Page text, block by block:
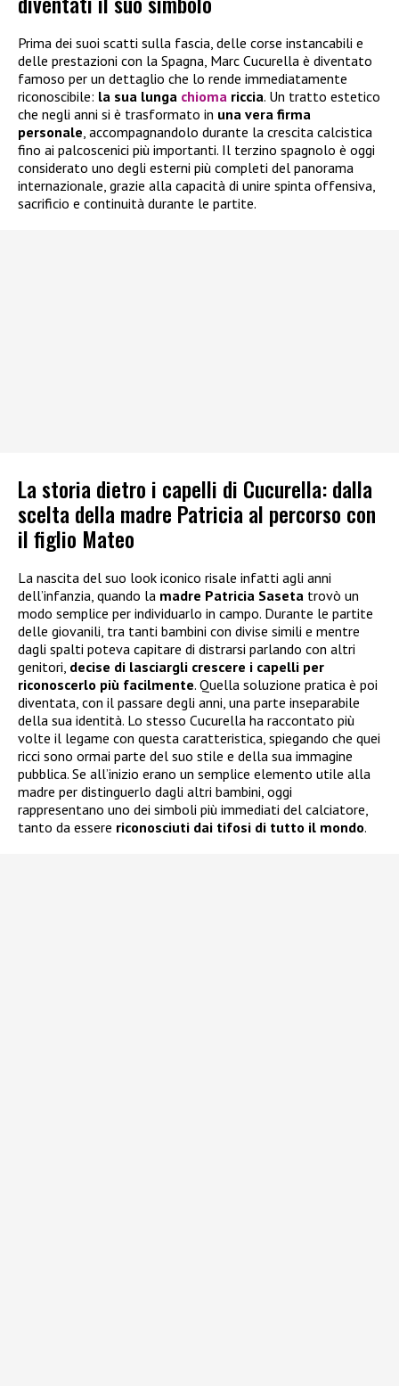
Prima dei suoi scatti sulla fascia, delle corse instancabili e
delle prestazioni con la Spagna, Marc Cucurella è diventato
famoso per un dettaglio che lo rende immediatamente
riconoscibile: la sua lunga chioma riccia. Un tratto estetico
che negli anni si è trasformato in una vera firma
personale , accompagnandolo durante la crescita calcistica
fino ai palcoscenici più importanti. Il terzino spagnolo è oggi
considerato uno degli esterni più completi del panorama
internazionale, grazie alla capacità di unire spinta offensiva,
sacrificio e continuità durante le partite.
La storia dietro i capelli di Cucurella: dalla
scelta della madre Patricia al percorso con
il figlio Mateo
La nascita del suo look iconico risale infatti agli anni
dell’infanzia, quando la madre Patricia Saseta trovò un
modo semplice per individuarlo in campo. Durante le partite
delle giovanili, tra tanti bambini con divise simili e mentre
dagli spalti poteva capitare di distrarsi parlando con altri
genitori, decise di lasciargli crescere i capelli per
riconoscerlo più facilmente. Quella soluzione pratica è poi
diventata, con il passare degli anni, una parte inseparabile
della sua identità. Lo stesso Cucurella ha raccontato più
volte il legame con questa caratteristica, spiegando che quei
ricci sono ormai parte del suo stile e della sua immagine
pubblica. Se all’inizio erano un semplice elemento utile alla
madre per distinguerlo dagli altri bambini, oggi
rappresentano uno dei simboli più immediati del calciatore,
tanto da essere riconosciuti dai tifosi di tutto il mondo.